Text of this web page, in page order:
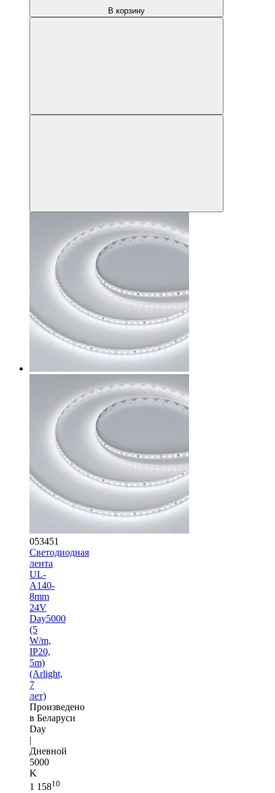
В корзину
053451
Светодиодная
лента
UL-
A140-
8mm
24V
Day5000
(5
W/m,
IP20,
5m)
(Arlight,
7
лет)
Произведено
в Беларуси
Day
|
Дневной
5000
K
1 15810